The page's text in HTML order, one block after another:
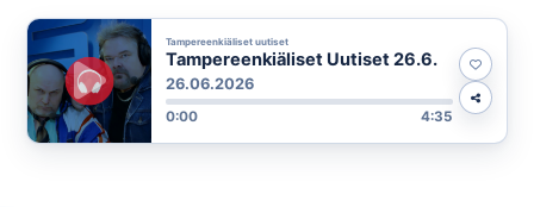
Tampereenkiäliset uutiset
Tampereenkiäliset Uutiset 26.6.
26.06.2026
0:00 4:35